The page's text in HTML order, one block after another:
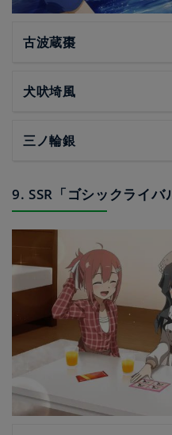
古波蔵棗
犬吠埼風
三ノ輪銀
9. SSR「ゴシックライバ